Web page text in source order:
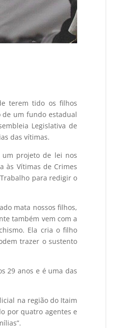
terem tido os filhos
de um fundo estadual
Legislativa de
das vítimas.
um projeto de lei nos
às Vítimas de Crimes
para redigir o
mata nossos filhos,
também vem com a
Ela cria o filho
trazer o sustento
29 anos e é uma das
na região do Itaim
por quatro agentes e